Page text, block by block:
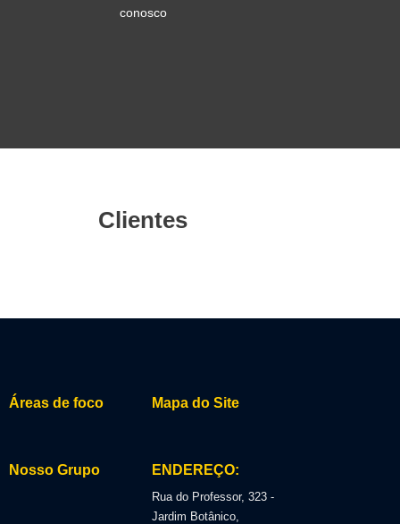
conosco
Clientes
Áreas de foco Mapa do Site
Nosso Grupo ENDEREÇO:
Rua do Professor, 323 -
Jardim Botânico,